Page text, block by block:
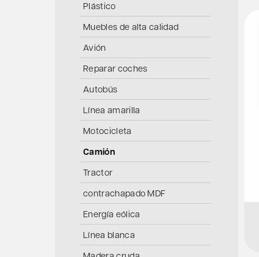
Plástico
Muebles de alta calidad
Avión
Reparar coches
Autobús
Línea amarilla
Motocicleta
Camión
Tractor
contrachapado MDF
Energía eólica
Línea blanca